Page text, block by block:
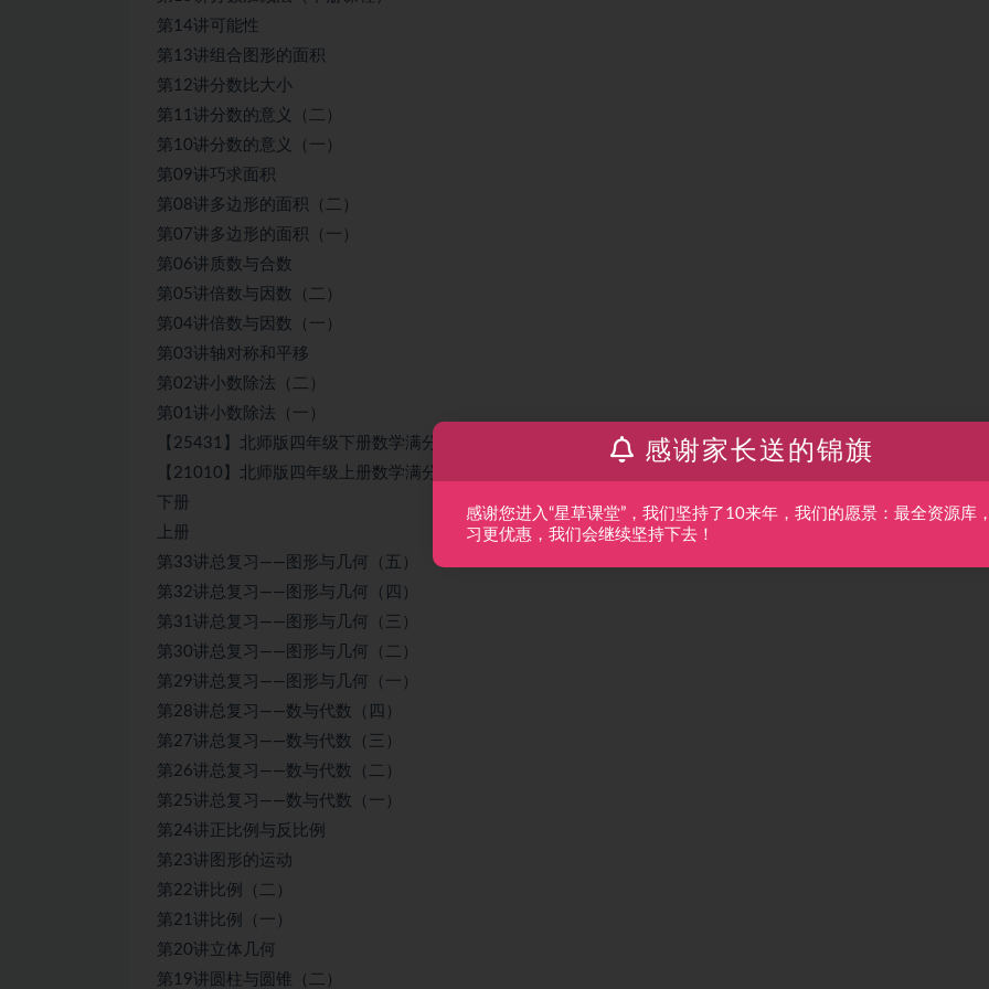
第14讲可能性
第13讲组合图形的面积
第12讲分数比大小
第11讲分数的意义（二）
第10讲分数的意义（一）
第09讲巧求面积
第08讲多边形的面积（二）
第07讲多边形的面积（一）
第06讲质数与合数
第05讲倍数与因数（二）
第04讲倍数与因数（一）
第03讲轴对称和平移
第02讲小数除法（二）
第01讲小数除法（一）
【25431】北师版四年级下册数学满分班（教材精讲+奥数拓展）【12讲,张新刚】
【21010】北师版四年级上册数学满分班（教材精讲+奥数拓展）【16讲,张新刚】(1)
下册
上册
第33讲总复习——图形与几何（五）
第32讲总复习——图形与几何（四）
第31讲总复习——图形与几何（三）
第30讲总复习——图形与几何（二）
第29讲总复习——图形与几何（一）
第28讲总复习——数与代数（四）
第27讲总复习——数与代数（三）
第26讲总复习——数与代数（二）
第25讲总复习——数与代数（一）
第24讲正比例与反比例
第23讲图形的运动
第22讲比例（二）
第21讲比例（一）
第20讲立体几何
第19讲圆柱与圆锥（二）
感谢家长送的锦旗
感谢您进入“星草课堂”，我们坚持了10来年，我们的愿景：最全资源库
习更优惠，我们会继续坚持下去！